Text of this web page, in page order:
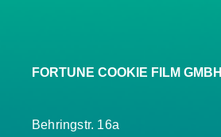
FORTUNE COOKIE FILM GMBH
Behringstr. 16a